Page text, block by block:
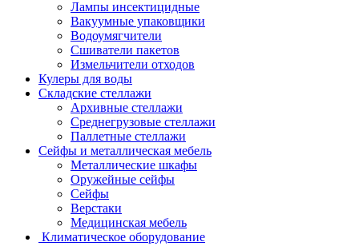
Лампы инсектицидные
Вакуумные упаковщики
Водоумягчители
Сшиватели пакетов
Измельчители отходов
Кулеры для воды
Складские стеллажи
Архивные стеллажи
Среднегрузовые стеллажи
Паллетные стеллажи
Сейфы и металлическая мебель
Металлические шкафы
Оружейные сейфы
Сейфы
Верстаки
Медицинская мебель
Климатическое оборудование